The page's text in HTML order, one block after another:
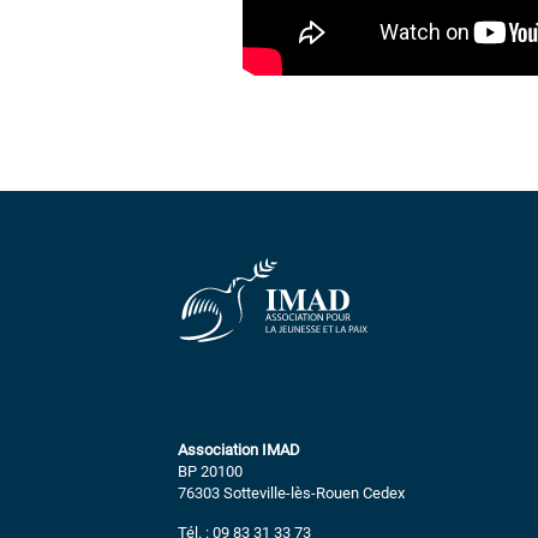
Association IMAD
BP 20100
76303 Sotteville-lès-Rouen Cedex
Tél. : 09 83 31 33 73